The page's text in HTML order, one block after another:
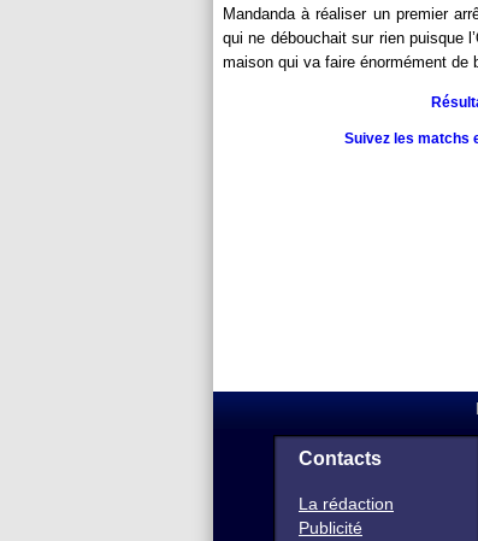
Mandanda à réaliser un premier
qui ne débouchait sur rien puisque
maison qui va faire énormément de
Suivez les matchs
Contacts
La rédaction
Publicité